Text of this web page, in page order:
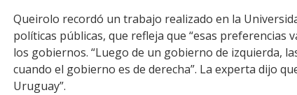
Copy
Link
Queirolo recordó un trabajo realizado en la
políticas públicas, que refleja que “esas preferencias
los gobiernos. “Luego de un gobierno de izquierda,
cuando el gobierno es de derecha”. La experta dijo
Uruguay”.